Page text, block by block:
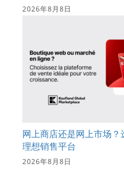
2026年8月8日
网上商店还是网上市场
理想销售平台
2026年8月8日